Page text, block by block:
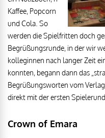
Kaffee, Popcorn
und Cola. So
werden die Spielfritten doch
Begrüßungsrunde, in der wir
kolleginnen nach langer Zeit
konnten, begann dann das
Begrüßungsworten vom
direkt mit der ersten
Crown of Emara